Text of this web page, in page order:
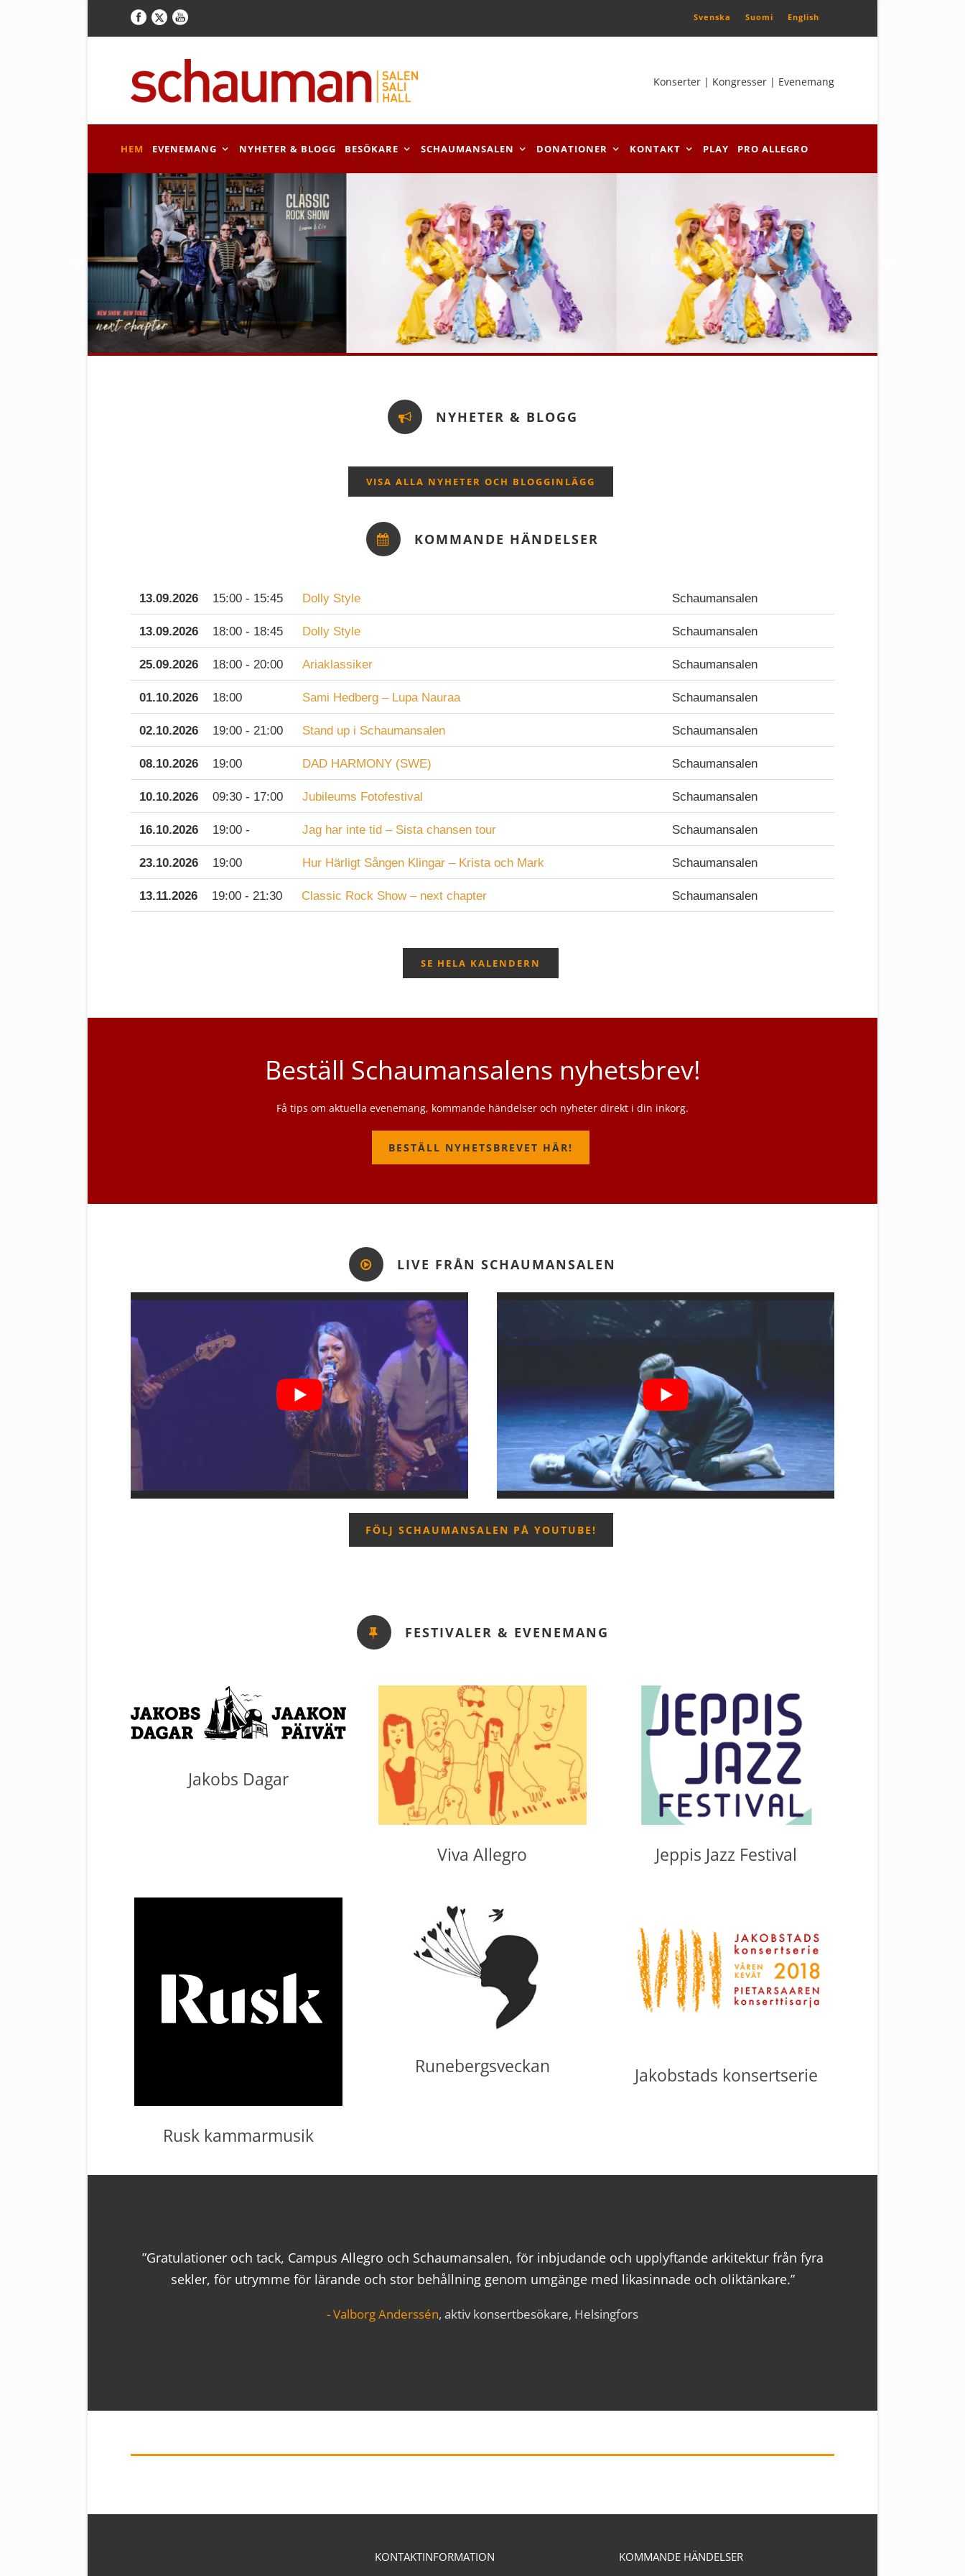
Svenska Suomi English
Konserter | Kongresser | Evenemang
HEM EVENEMANG NYHETER & BLOGG BESÖKARE SCHAUMANSALEN DONATIONER KONTAKT PLAY PRO ALLEGRO
NYHETER & BLOGG
VISA ALLA NYHETER OCH BLOGGINLÄGG
KOMMANDE HÄNDELSER
13.09.2026 15:00 - 15:45 Dolly Style Schaumansalen
13.09.2026 18:00 - 18:45 Dolly Style Schaumansalen
25.09.2026 18:00 - 20:00 Ariaklassiker Schaumansalen
01.10.2026 18:00 Sami Hedberg – Lupa Nauraa Schaumansalen
02.10.2026 19:00 - 21:00 Stand up i Schaumansalen Schaumansalen
08.10.2026 19:00 DAD HARMONY (SWE) Schaumansalen
10.10.2026 09:30 - 17:00 Jubileums Fotofestival Schaumansalen
16.10.2026 19:00 - Jag har inte tid – Sista chansen tour Schaumansalen
23.10.2026 19:00 Hur Härligt Sången Klingar – Krista och Mark Schaumansalen
13.11.2026 19:00 - 21:30 Classic Rock Show – next chapter Schaumansalen
SE HELA KALENDERN
Beställ Schaumansalens nyhetsbrev!
Få tips om aktuella evenemang, kommande händelser och nyheter direkt i din inkorg.
BESTÄLL NYHETSBREVET HÄR!
LIVE FRÅN SCHAUMANSALEN
FÖLJ SCHAUMANSALEN PÅ YOUTUBE!
FESTIVALER & EVENEMANG
Jakobs Dagar
Viva Allegro Jeppis Jazz Festival
Rusk kammarmusik
Runebergsveckan Jakobstads konsertserie
”Gratulationer och tack, Campus Allegro och Schaumansalen, för inbjudande och upplyftande arkitektur från fyra
sekler, för utrymme för lärande och stor behållning genom umgänge med likasinnade och oliktänkare.”
Valborg Anderssén, aktiv konsertbesökare, Helsingfors
KONTAKTINFORMATION KOMMANDE HÄNDELSER